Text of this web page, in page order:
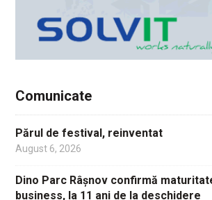
Comunicate
Părul de festival, reinventat
August 6, 2026
Dino Parc Râșnov confirmă
business, la 11 ani de la deschidere